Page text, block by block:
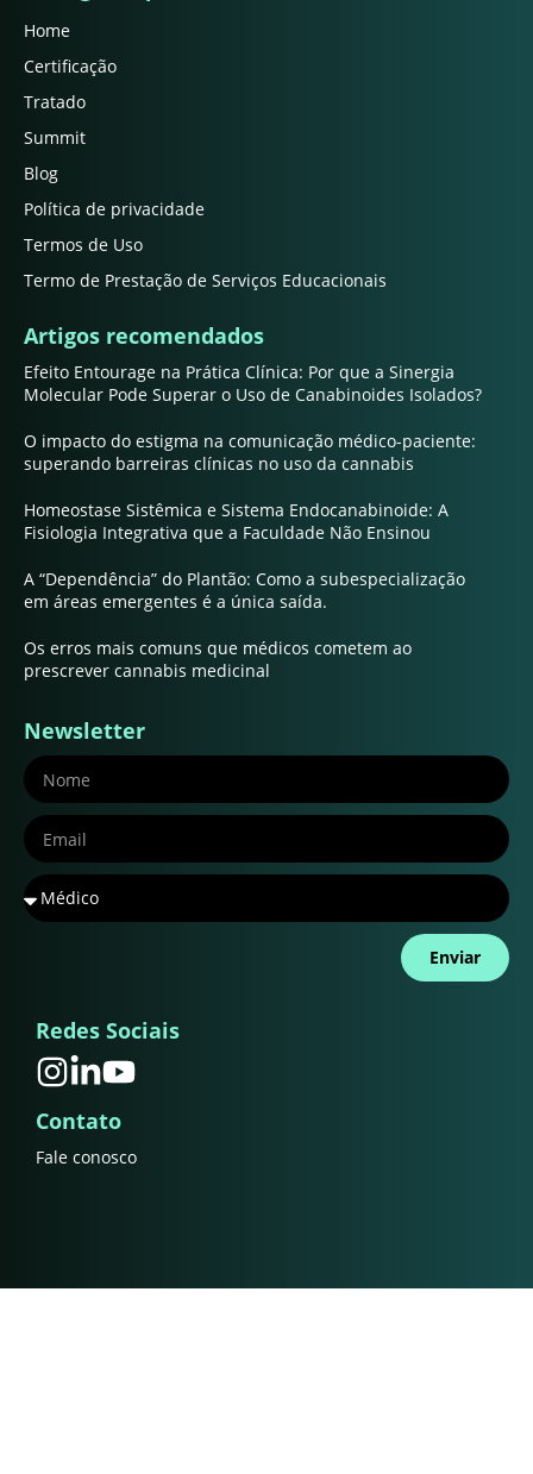
Home
Certificação
Tratado
Summit
Blog
Política de privacidade
Termos de Uso
Termo de Prestação de Serviços Educacionais
Artigos recomendados
Efeito Entourage na Prática Clínica: Por que a Sinergia
Molecular Pode Superar o Uso de Canabinoides Isolados?
O impacto do estigma na comunicação médico-paciente:
superando barreiras clínicas no uso da cannabis
Homeostase Sistêmica e Sistema Endocanabinoide: A
Fisiologia Integrativa que a Faculdade Não Ensinou
A “Dependência” do Plantão: Como a subespecialização
em áreas emergentes é a única saída.
Os erros mais comuns que médicos cometem ao
prescrever cannabis medicinal
Newsletter
Enviar
Redes Sociais
Contato
Fale conosco